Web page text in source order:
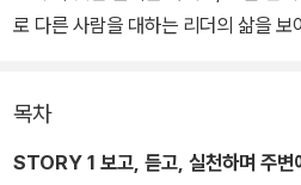
로 다른 사람을 대하는 리더의 삶을 보
목차
STORY 1 보고, 듣고, 실천하며 주변